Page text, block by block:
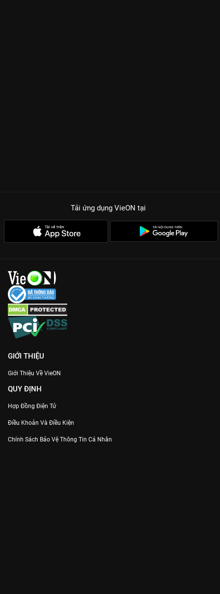
Tải ứng dụng VieON tại
GIỚI THIỆU
Giới Thiệu Về VieON
QUY ĐỊNH
Hợp Đồng Điện Tử
Điều Khoản Và Điều Kiện
Chính Sách Bảo Vệ Thông Tin Cá Nhân